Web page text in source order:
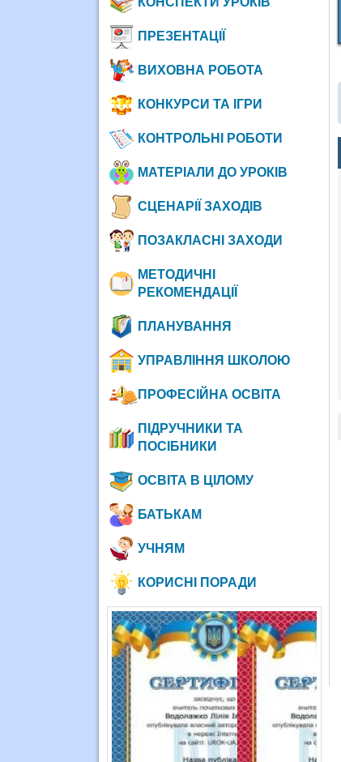
ПРЕЗЕНТАЦІЇ
ВИХОВНА РОБОТА
КОНКУРСИ ТА ІГРИ
КОНТРОЛЬНІ РОБОТИ
МАТЕРІАЛИ ДО УРОКІВ
СЦЕНАРІЇ ЗАХОДІВ
ПОЗАКЛАСНІ ЗАХОДИ
МЕТОДИЧНІ
РЕКОМЕНДАЦІЇ
ПЛАНУВАННЯ
УПРАВЛІННЯ ШКОЛОЮ
ПРОФЕСІЙНА ОСВІТА
ПІДРУЧНИКИ ТА
ПОСІБНИКИ
ОСВІТА В ЦІЛОМУ
БАТЬКАМ
УЧНЯМ
КОРИСНІ ПОРАДИ